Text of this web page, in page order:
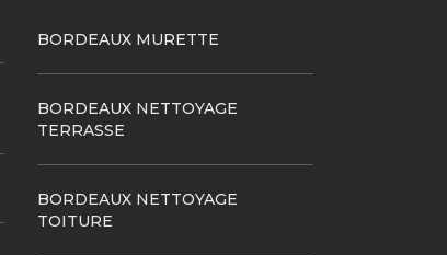
BORDEAUX MURETTE
BORDEAUX NETTOYAGE
TERRASSE
BORDEAUX NETTOYAGE
TOITURE